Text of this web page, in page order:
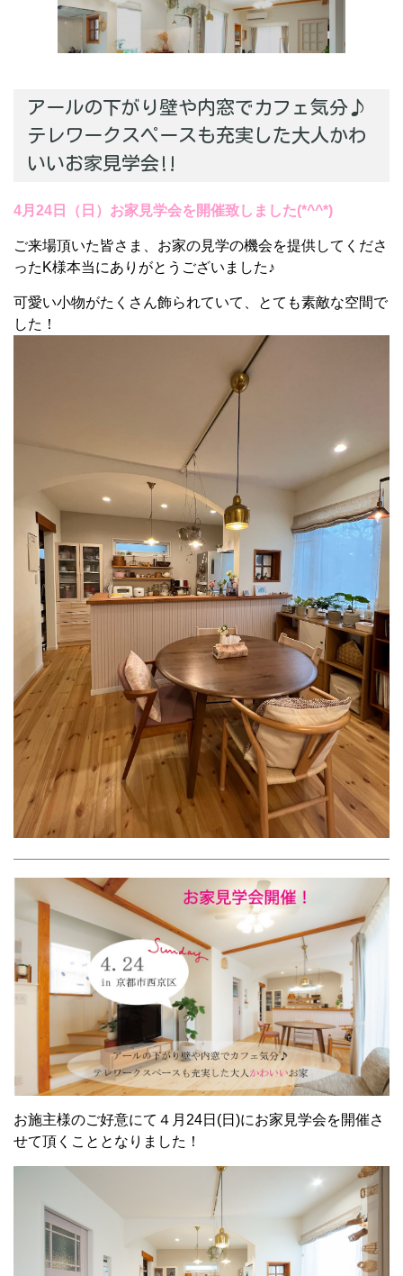
アールの下がり壁や内窓でカフェ気分♪
テレワークスペースも充実した大人かわ
いいお家見学会‼
4月24日（日）お家見学会を開催致しました(*^^*)
ご来場頂いた皆さま、お家の見学の機会を提供してくださ
ったK様本当にありがとうございました♪
可愛い小物がたくさん飾られていて、とても素敵な空間で
した！
お施主様のご好意にて４月24日(日)にお家見学会を開催さ
せて頂くこととなりました！